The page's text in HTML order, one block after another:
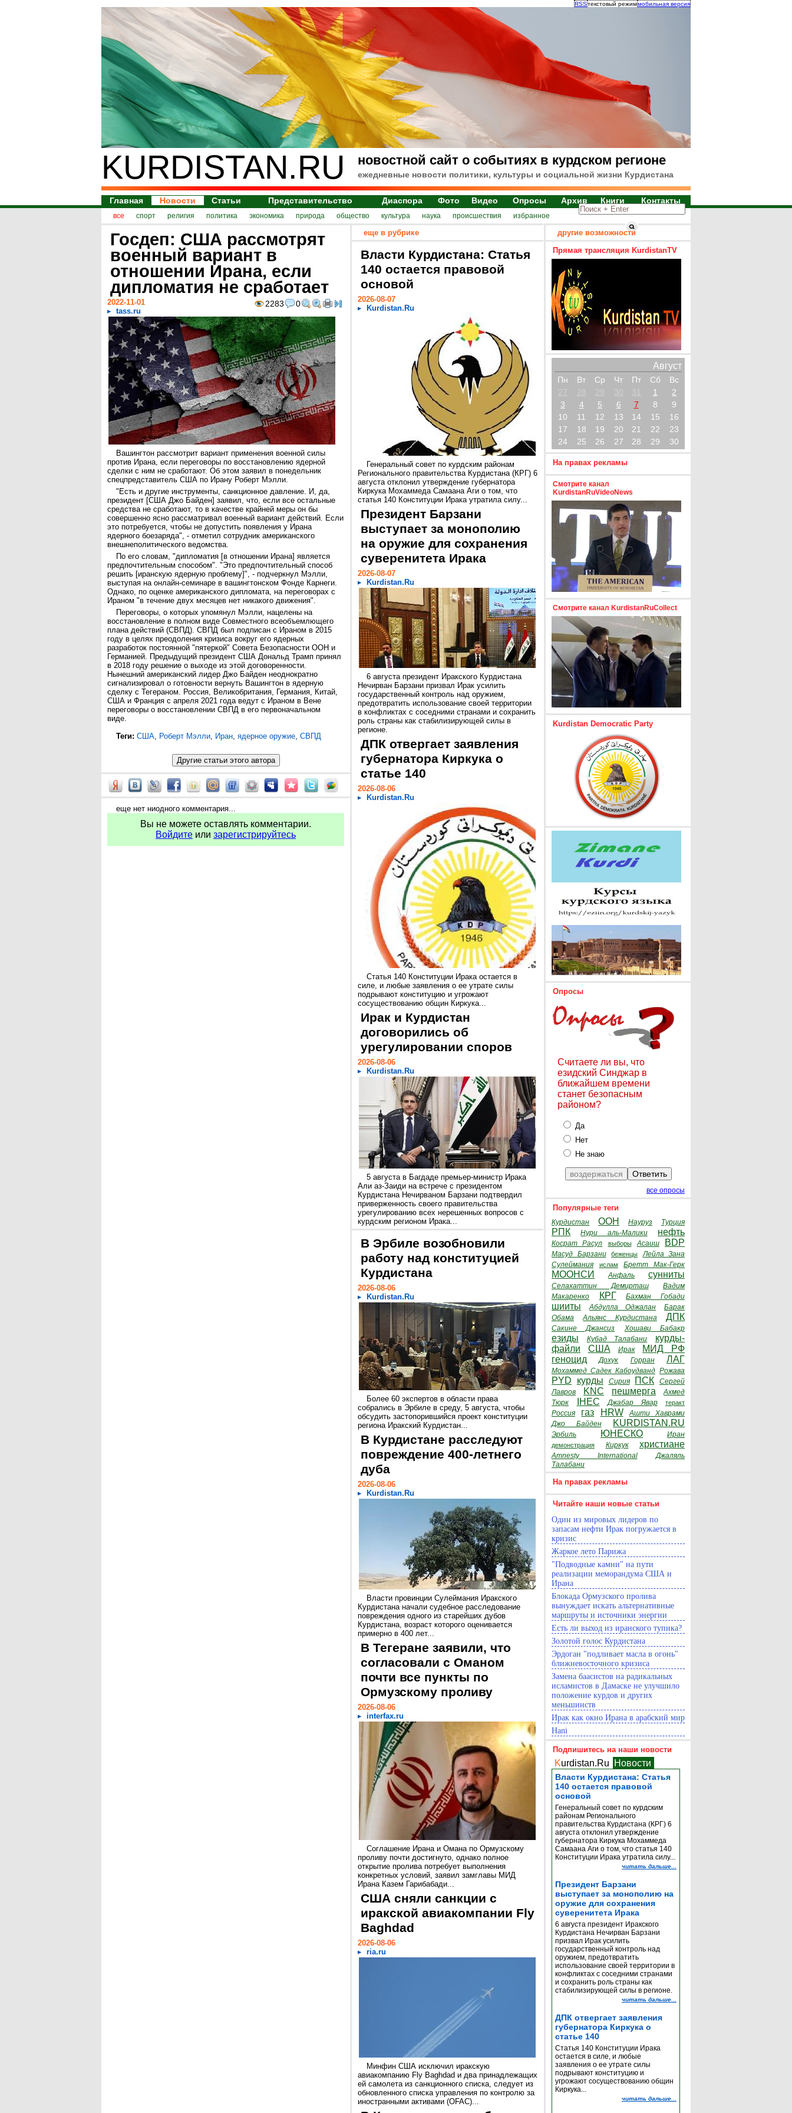
RSSтекстовый режиммобильная версия
KURDISTAN.RU новостной сайт о событиях в курдском регионе
ежедневные новости политики, культуры и социальной жизни Курдистана
Главная Новости Статьи Представительство Диаспора Фото Видео Опросы Архив Книги Контакты
все спорт религия политика экономика природа общество культура наука происшествия избранное
Госдеп: США рассмотрят
военный вариант в
отношении Ирана, если
дипломатия не сработает
2283 0
2022-11-01
tass.ru
Вашингтон рассмотрит вариант применения военной силы
против Ирана, если переговоры по восстановлению ядерной
сделки с ним не сработают. Об этом заявил в понедельник
спецпредставитель США по Ирану Роберт Мэлли.
"Есть и другие инструменты, санкционное давление. И, да,
президент [США Джо Байден] заявил, что, если все остальные
средства не сработают, то в качестве крайней меры он бы
совершенно ясно рассматривал военный вариант действий. Если
это потребуется, чтобы не допустить появления у Ирана
ядерного боезаряда", - отметил сотрудник американского
внешнеполитического ведомства.
По его словам, "дипломатия [в отношении Ирана] является
предпочтительным способом". "Это предпочтительный способ
решить [иранскую ядерную проблему]", - подчеркнул Мэлли,
выступая на онлайн-семинаре в вашингтонском Фонде Карнеги.
Однако, по оценке американского дипломата, на переговорах с
Ираном "в течение двух месяцев нет никакого движения".
Переговоры, о которых упомянул Мэлли, нацелены на
восстановление в полном виде Совместного всеобъемлющего
плана действий (СВПД). СВПД был подписан с Ираном в 2015
году в целях преодоления кризиса вокруг его ядерных
разработок постоянной "пятеркой" Совета Безопасности ООН и
Германией. Предыдущий президент США Дональд Трамп принял
в 2018 году решение о выходе из этой договоренности.
Нынешний американский лидер Джо Байден неоднократно
сигнализировал о готовности вернуть Вашингтон в ядерную
сделку с Тегераном. Россия, Великобритания, Германия, Китай,
США и Франция с апреля 2021 года ведут с Ираном в Вене
переговоры о восстановлении СВПД в его первоначальном
виде.
Теги: США, Роберт Мэлли, Иран, ядерное оружие, СВПД
еще нет ниодного комментария...
Вы не можете оставлять комментарии.
Войдите или зарегистрируйтесь
еще в рубрике
Власти Курдистана: Статья
140 остается правовой
основой
2026-08-07
Kurdistan.Ru
Генеральный совет по курдским районам
Регионального правительства Курдистана (КРГ) 6
августа отклонил утверждение губернатора
Киркука Мохаммеда Самаана Аги о том, что
статья 140 Конституции Ирака утратила силу...
Президент Барзани
выступает за монополию
на оружие для сохранения
суверенитета Ирака
2026-08-07
Kurdistan.Ru
6 августа президент Иракского Курдистана
Нечирван Барзани призвал Ирак усилить
государственный контроль над оружием,
предотвратить использование своей территории
в конфликтах с соседними странами и сохранить
роль страны как стабилизирующей силы в
регионе.
ДПК отвергает заявления
губернатора Киркука о
статье 140
2026-08-06
Kurdistan.Ru
Статья 140 Конституции Ирака остается в
силе, и любые заявления о ее утрате силы
подрывают конституцию и угрожают
сосуществованию общин Киркука...
Ирак и Курдистан
договорились об
урегулировании споров
2026-08-06
Kurdistan.Ru
5 августа в Багдаде премьер-министр Ирака
Али аз-Заиди на встрече с президентом
Курдистана Нечирваном Барзани подтвердил
приверженность своего правительства
урегулированию всех нерешенных вопросов с
курдским регионом Ирака...
В Эрбиле возобновили
работу над конституцией
Курдистана
2026-08-06
Kurdistan.Ru
Более 60 экспертов в области права
собрались в Эрбиле в среду, 5 августа, чтобы
обсудить застопорившийся проект конституции
региона Иракский Курдистан...
В Курдистане расследуют
повреждение 400-летнего
дуба
2026-08-06
Kurdistan.Ru
Власти провинции Сулеймания Иракского
Курдистана начали судебное расследование
повреждения одного из старейших дубов
Курдистана, возраст которого оценивается
примерно в 400 лет...
В Тегеране заявили, что
согласовали с Оманом
почти все пункты по
Ормузскому проливу
2026-08-06
interfax.ru
Соглашение Ирана и Омана по Ормузскому
проливу почти достигнуто, однако полное
открытие пролива потребует выполнения
конкретных условий, заявил замглавы МИД
Ирана Казем Гарибабади...
США сняли санкции с
иракской авиакомпании Fly
Baghdad
2026-08-06
ria.ru
Минфин США исключил иракскую
авиакомпанию Fly Baghdad и два принадлежащих
ей самолета из санкционного списка, следует из
обновленного списка управления по контролю за
иностранными активами (OFAC)...
другие возможности
Прямая трансляция KurdistanTV
Август
Пн Вт Ср Чт Пт Сб
Вс
27
28 29 30 31 1
2
3
4 5 6 7 8
9
10
11 12 13 14 15
16
17
18 19 20 21 22
23
24
25 26 27 28 29 30
На правах рекламы
Смотрите канал
KurdistanRuVideoNews
Смотрите канал KurdistanRuCollect
Kurdistan Democratic Party
Опросы
Считаете ли вы, что
езидский Синджар в
ближайшем времени
станет безопасным
районом?
Да
Нет
Не знаю
все опросы
Популярные теги
Курдистан ООН Науруз Турция
РПК Нури аль-Малики нефть
Косрат Расул выборы Асаиш BDP
Масуд Барзани беженцы
Лейла Зана
Сулеймания
ислам Бретт Мак-Герк
МООНСИ Анфаль сунниты
Селахаттин Демирташ
Вадим
Макаренко
КРГ Бахман Гобади
шииты Абдулла Оджалан
Барак
Обама
Альянс Курдистана ДПК
Сакине Джансиз Хошави Бабакр
езиды Кубад Талабани
курды-
файли
США Ирак
МИД РФ
геноцид
Дохук Горран ЛАГ
Мохаммед Садек Кабоудванд Рожава
PYD курды Сирия ПСК
Сергей
Лавров
KNC пешмерга
Ахмед
Тюрк
IHEC Джабар Явар теракт
Россия газ HRW
Ашти Хаврами
Джо Байден
KURDISTAN.RU
Эрбиль ЮНЕСКО Иран
демонстрация Киркук христиане
Amnesty International
Джаляль
Талабани
На правах рекламы
Читайте наши новые статьи
Один из мировых лидеров по
запасам нефти Ирак погружается в
кризис
Жаркое лето Парижа
"Подводные камни" на пути
реализации меморандума США и
Ирана
Блокада Ормузского пролива
вынуждает искать альтернативные
маршруты и источники энергии
Есть ли выход из иранского тупика?
Золотой голос Курдистана
Эрдоган "подливает масла в огонь"
ближневосточного кризиса
Замена баасистов на радикальных
исламистов в Дамаске не улучшило
положение курдов и других
меньшинств
Ирак как окно Ирана в арабский мир
Hani
Подпишитесь на наши новости
Kurdistan.Ru Новости
Власти Курдистана: Статья
140 остается правовой
основой
Генеральный совет по курдским
районам Регионального
правительства Курдистана (КРГ) 6
августа отклонил утверждение
губернатора Киркука Мохаммеда
Самаана Аги о том, что статья 140
Конституции Ирака утратила силу...
читать дальше...
Президент Барзани
выступает за монополию на
оружие для сохранения
суверенитета Ирака
6 августа президент Иракского
Курдистана Нечирван Барзани
призвал Ирак усилить
государственный контроль над
оружием, предотвратить
использование своей территории в
конфликтах с соседними странами
и сохранить роль страны как
стабилизирующей силы в регионе.
читать дальше...
ДПК отвергает заявления
губернатора Киркука о
статье 140
Статья 140 Конституции Ирака
остается в силе, и любые
заявления о ее утрате силы
подрывают конституцию и
угрожают сосуществованию общин
Киркука...
читать дальше...